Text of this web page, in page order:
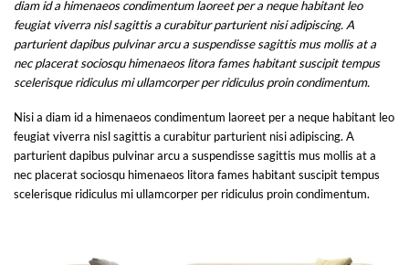
diam id a himenaeos condimentum laoreet per a neque habitant leo
feugiat viverra nisl sagittis a curabitur parturient nisi adipiscing. A
parturient dapibus pulvinar arcu a suspendisse sagittis mus mollis at a
nec placerat sociosqu himenaeos litora fames habitant suscipit tempus
scelerisque ridiculus mi ullamcorper per ridiculus proin condimentum.
Nisi a diam id a himenaeos condimentum laoreet per a neque habitant leo
feugiat viverra nisl sagittis a curabitur parturient nisi adipiscing. A
parturient dapibus pulvinar arcu a suspendisse sagittis mus mollis at a
nec placerat sociosqu himenaeos litora fames habitant suscipit tempus
scelerisque ridiculus mi ullamcorper per ridiculus proin condimentum.